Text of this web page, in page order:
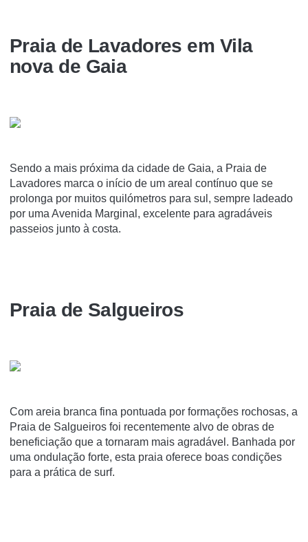
Praia de Lavadores em Vila
nova de Gaia
Sendo a mais próxima da cidade de Gaia, a Praia de
Lavadores marca o início de um areal contínuo que se
prolonga por muitos quilómetros para sul, sempre ladeado
por uma Avenida Marginal, excelente para agradáveis
passeios junto à costa.
Praia de Salgueiros
Com areia branca fina pontuada por formações rochosas, a
Praia de Salgueiros foi recentemente alvo de obras de
beneficiação que a tornaram mais agradável. Banhada por
uma ondulação forte, esta praia oferece boas condições
para a prática de surf.